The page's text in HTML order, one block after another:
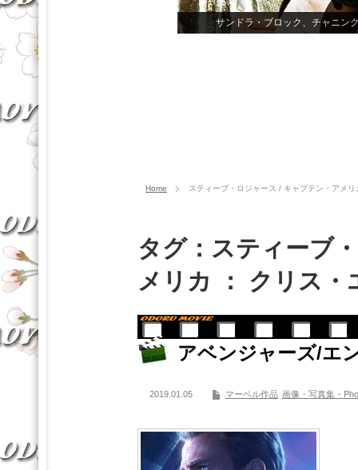
サンドラ・ブロック、チャニン
Home スティーブ・ロジャース / キャプテン・アメ
タグ：スティーブ
メリカ ： クリス・
アベンジャーズ/エ
2019.01.05 マーベル作品 画像・写真集・